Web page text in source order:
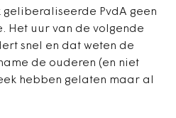
PvdA geen
Het uur van de volgende
snel en dat weten de
de ouderen (en niet
hebben gelaten maar al